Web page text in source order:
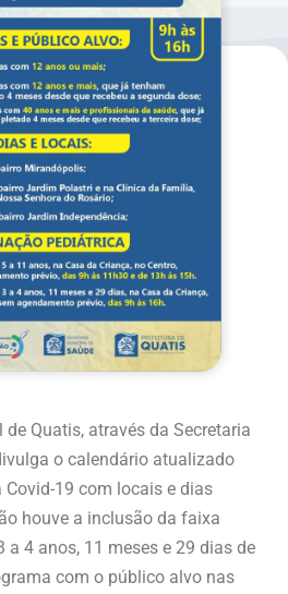
Quatis, através da Secretaria
o calendário atualizado
19 com locais e dias
houve a inclusão da faixa
a 4 anos, 11 meses e 29 dias de
com o público alvo nas